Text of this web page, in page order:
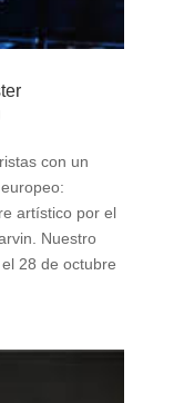
con un
artístico por el
Nuestro
28 de octubre